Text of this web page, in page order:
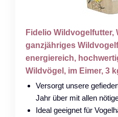
Fidelio Wildvogelfutter,
ganzjähriges
energiereich,
Wildvögel, im Eimer, 3
Versorgt unsere
Jahr über mit allen
Ideal geeignet für